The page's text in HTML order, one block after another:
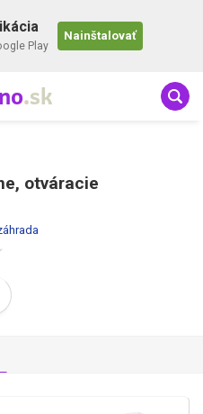
Play
Nainštalovať
.sk
otváracie